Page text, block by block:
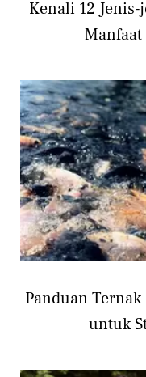
Kenali 12
Panduan
untuk